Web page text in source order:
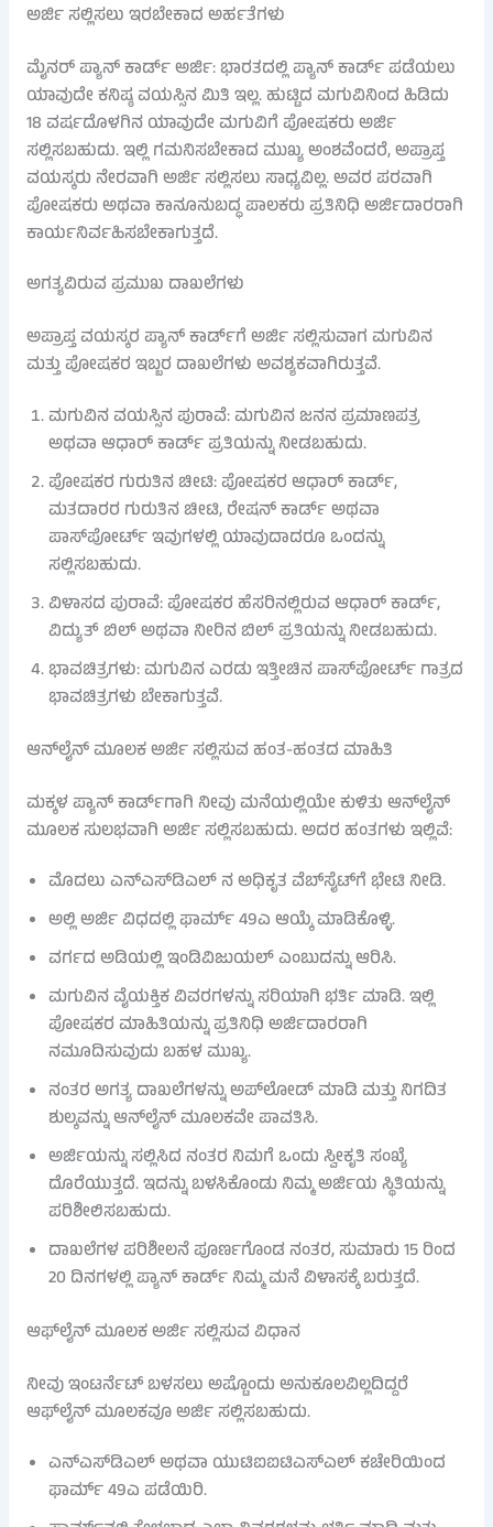
ಅರ್ಜಿ ಸಲ್ಲಿಸಲು ಇರಬೇಕಾದ ಅರ್ಹತೆಗಳು
ಮೈನರ್ ಪ್ಯಾನ್ ಕಾರ್ಡ್ ಅರ್ಜಿ: ಭಾರತದಲ್ಲಿ ಪ್ಯಾನ್ ಕಾರ್ಡ್ ಪಡೆಯಲು
ಯಾವುದೇ ಕನಿಷ್ಠ ವಯಸ್ಸಿನ ಮಿತಿ ಇಲ್ಲ. ಹುಟ್ಟಿದ ಮಗುವಿನಿಂದ ಹಿಡಿದು
18 ವರ್ಷದೊಳಗಿನ ಯಾವುದೇ ಮಗುವಿಗೆ ಪೋಷಕರು ಅರ್ಜಿ
ಸಲ್ಲಿಸಬಹುದು. ಇಲ್ಲಿ ಗಮನಿಸಬೇಕಾದ ಮುಖ್ಯ ಅಂಶವೆಂದರೆ, ಅಪ್ರಾಪ್ತ
ವಯಸ್ಕರು ನೇರವಾಗಿ ಅರ್ಜಿ ಸಲ್ಲಿಸಲು ಸಾಧ್ಯವಿಲ್ಲ. ಅವರ ಪರವಾಗಿ
ಪೋಷಕರು ಅಥವಾ ಕಾನೂನುಬದ್ಧ ಪಾಲಕರು ಪ್ರತಿನಿಧಿ ಅರ್ಜಿದಾರರಾಗಿ
ಕಾರ್ಯನಿರ್ವಹಿಸಬೇಕಾಗುತ್ತದೆ.
ಅಗತ್ಯವಿರುವ ಪ್ರಮುಖ ದಾಖಲೆಗಳು
ಅಪ್ರಾಪ್ತ ವಯಸ್ಕರ ಪ್ಯಾನ್ ಕಾರ್ಡ್‌ಗೆ ಅರ್ಜಿ ಸಲ್ಲಿಸುವಾಗ ಮಗುವಿನ
ಮತ್ತು ಪೋಷಕರ ಇಬ್ಬರ ದಾಖಲೆಗಳು ಅವಶ್ಯಕವಾಗಿರುತ್ತವೆ.
ಮಗುವಿನ ವಯಸ್ಸಿನ ಪುರಾವೆ: ಮಗುವಿನ ಜನನ ಪ್ರಮಾಣಪತ್ರ
ಅಥವಾ ಆಧಾರ್ ಕಾರ್ಡ್ ಪ್ರತಿಯನ್ನು ನೀಡಬಹುದು.
ಪೋಷಕರ ಗುರುತಿನ ಚೀಟಿ: ಪೋಷಕರ ಆಧಾರ್ ಕಾರ್ಡ್,
ಮತದಾರರ ಗುರುತಿನ ಚೀಟಿ, ರೇಷನ್ ಕಾರ್ಡ್ ಅಥವಾ
ಪಾಸ್‌ಪೋರ್ಟ್ ಇವುಗಳಲ್ಲಿ ಯಾವುದಾದರೂ ಒಂದನ್ನು
ಸಲ್ಲಿಸಬಹುದು.
ವಿಳಾಸದ ಪುರಾವೆ: ಪೋಷಕರ ಹೆಸರಿನಲ್ಲಿರುವ ಆಧಾರ್ ಕಾರ್ಡ್,
ವಿದ್ಯುತ್ ಬಿಲ್ ಅಥವಾ ನೀರಿನ ಬಿಲ್ ಪ್ರತಿಯನ್ನು ನೀಡಬಹುದು.
ಭಾವಚಿತ್ರಗಳು: ಮಗುವಿನ ಎರಡು ಇತ್ತೀಚಿನ ಪಾಸ್‌ಪೋರ್ಟ್ ಗಾತ್ರದ
ಭಾವಚಿತ್ರಗಳು ಬೇಕಾಗುತ್ತವೆ.
ಆನ್‌ಲೈನ್ ಮೂಲಕ ಅರ್ಜಿ ಸಲ್ಲಿಸುವ ಹಂತ-ಹಂತದ ಮಾಹಿತಿ
ಮಕ್ಕಳ ಪ್ಯಾನ್ ಕಾರ್ಡ್‌ಗಾಗಿ ನೀವು ಮನೆಯಲ್ಲಿಯೇ ಕುಳಿತು ಆನ್‌ಲೈನ್
ಮೂಲಕ ಸುಲಭವಾಗಿ ಅರ್ಜಿ ಸಲ್ಲಿಸಬಹುದು. ಅದರ ಹಂತಗಳು ಇಲ್ಲಿವೆ:
ಮೊದಲು ಎನ್‌ಎಸ್‌ಡಿಎಲ್ ನ ಅಧಿಕೃತ ವೆಬ್‌ಸೈಟ್‌ಗೆ ಭೇಟಿ ನೀಡಿ.
ಅಲ್ಲಿ ಅರ್ಜಿ ವಿಧದಲ್ಲಿ ಫಾರ್ಮ್ 49ಎ ಆಯ್ಕೆ ಮಾಡಿಕೊಳ್ಳಿ.
ವರ್ಗದ ಅಡಿಯಲ್ಲಿ ಇಂಡಿವಿಜುಯಲ್ ಎಂಬುದನ್ನು ಆರಿಸಿ.
ಮಗುವಿನ ವೈಯಕ್ತಿಕ ವಿವರಗಳನ್ನು ಸರಿಯಾಗಿ ಭರ್ತಿ ಮಾಡಿ. ಇಲ್ಲಿ
ಪೋಷಕರ ಮಾಹಿತಿಯನ್ನು ಪ್ರತಿನಿಧಿ ಅರ್ಜಿದಾರರಾಗಿ
ನಮೂದಿಸುವುದು ಬಹಳ ಮುಖ್ಯ.
ನಂತರ ಅಗತ್ಯ ದಾಖಲೆಗಳನ್ನು ಅಪ್‌ಲೋಡ್ ಮಾಡಿ ಮತ್ತು ನಿಗದಿತ
ಶುಲ್ಕವನ್ನು ಆನ್‌ಲೈನ್ ಮೂಲಕವೇ ಪಾವತಿಸಿ.
ಅರ್ಜಿಯನ್ನು ಸಲ್ಲಿಸಿದ ನಂತರ ನಿಮಗೆ ಒಂದು ಸ್ವೀಕೃತಿ ಸಂಖ್ಯೆ
ದೊರೆಯುತ್ತದೆ. ಇದನ್ನು ಬಳಸಿಕೊಂಡು ನಿಮ್ಮ ಅರ್ಜಿಯ ಸ್ಥಿತಿಯನ್ನು
ಪರಿಶೀಲಿಸಬಹುದು.
ದಾಖಲೆಗಳ ಪರಿಶೀಲನೆ ಪೂರ್ಣಗೊಂಡ ನಂತರ, ಸುಮಾರು 15 ರಿಂದ
20 ದಿನಗಳಲ್ಲಿ ಪ್ಯಾನ್ ಕಾರ್ಡ್ ನಿಮ್ಮ ಮನೆ ವಿಳಾಸಕ್ಕೆ ಬರುತ್ತದೆ.
ಆಫ್‌ಲೈನ್ ಮೂಲಕ ಅರ್ಜಿ ಸಲ್ಲಿಸುವ ವಿಧಾನ
ನೀವು ಇಂಟರ್ನೆಟ್ ಬಳಸಲು ಅಷ್ಟೊಂದು ಅನುಕೂಲವಿಲ್ಲದಿದ್ದರೆ
ಆಫ್‌ಲೈನ್ ಮೂಲಕವೂ ಅರ್ಜಿ ಸಲ್ಲಿಸಬಹುದು.
ಎನ್‌ಎಸ್‌ಡಿಎಲ್ ಅಥವಾ ಯುಟಿಐಐಟಿಎಸ್‌ಎಲ್ ಕಚೇರಿಯಿಂದ
ಫಾರ್ಮ್ 49ಎ ಪಡೆಯಿರಿ.